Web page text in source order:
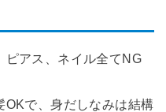
ピアス、ネイル全てNG
OKで、身だしなみは結構